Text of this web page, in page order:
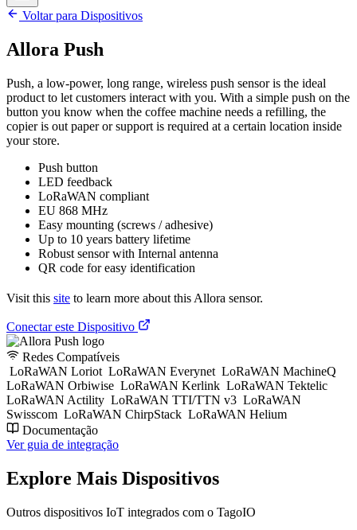
Voltar para Dispositivos
Allora Push
Push, a low-power, long range, wireless push sensor is the ideal
product to let customers interact with you. With a simple push on the
button you know when the coffee machine needs a refilling, the
copier is out paper or support is required at a certain location inside
your store.
Push button
LED feedback
LoRaWAN compliant
EU 868 MHz
Easy mounting (screws / adhesive)
Up to 10 years battery lifetime
Robust sensor with Internal antenna
QR code for easy identification
Visit this site to learn more about this Allora sensor.
Conectar este Dispositivo
Redes Compatíveis
LoRaWAN Loriot LoRaWAN Everynet LoRaWAN MachineQ
LoRaWAN Orbiwise LoRaWAN Kerlink LoRaWAN Tektelic
LoRaWAN Actility LoRaWAN TTI/TTN v3 LoRaWAN
Swisscom LoRaWAN ChirpStack LoRaWAN Helium
Documentação
Ver guia de integração
Explore Mais Dispositivos
Outros dispositivos IoT integrados com o TagoIO